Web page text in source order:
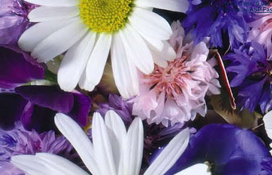
.: Script-Time:0,016
Powered by ASP-